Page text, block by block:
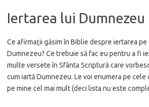
Iertarea lui Dumnezeu
Ce afirmaţii găsim în Biblie despre iertarea pe
Dumnezeu? Ce trebuie să fac eu pentru a fi
multe versete în Sfânta Scriptură care
cum iartă Dumnezeu. Le voi enumera pe cele
pe mine cel mai mult (deci lista nu este